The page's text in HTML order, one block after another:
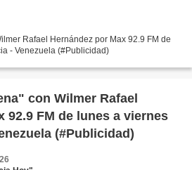
Rafael Hernández por Max 92.9 FM de
- Venezuela (#Publicidad)
con Wilmer Rafael
92.9 FM de lunes a viernes
(#Publicidad)